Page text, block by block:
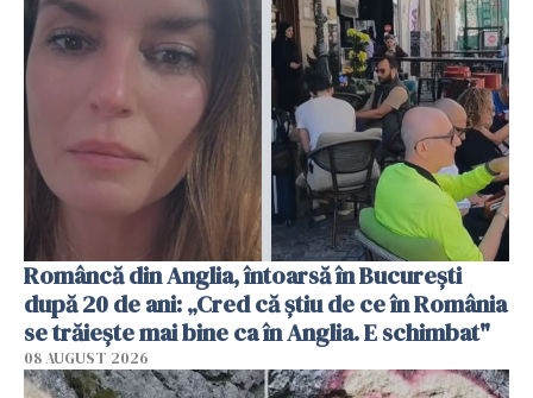
Româncă din Anglia, întoarsă în București
după 20 de ani: „Cred că știu de ce în România
se trăiește mai bine ca în Anglia. E schimbat"
08 AUGUST 2026